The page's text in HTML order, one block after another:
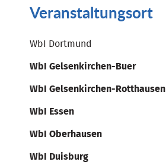
Veranstaltungsort
WbI Dortmund
WbI Gelsenkirchen-Buer
WbI Gelsenkirchen-Rotthausen
WbI Essen
WbI Oberhausen
WbI Duisburg